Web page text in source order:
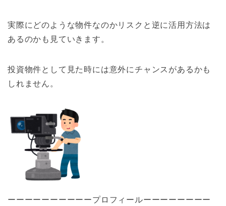
実際にどのような物件なのかリスクと逆に活用方法は
あるのかも見ていきます。
投資物件として見た時には意外にチャンスがあるかも
しれません。
ーーーーーーーーーープロフィールーーーーーーーー